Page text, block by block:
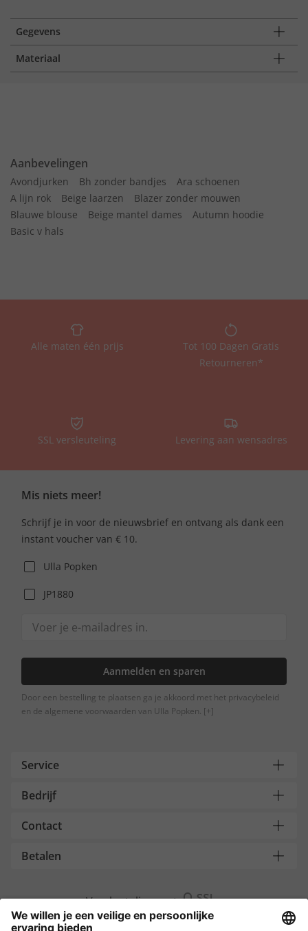
Gegevens
Materiaal
Aanbevelingen
Avondjurken Bh zonder bandjes
Ara schoenen
A lijn rok
Beige laarzen
Blazer zonder mouwen
Blauwe blouse
Beige mantel dames
Autumn hoodie
Basic v hals
Alle maten één prijs
Tot 100 Dagen Gratis
Retourneren*
SSL versleuteling Levering aan wensadres
Mis niets meer!
Schrijf je in voor de nieuwsbrief en ontvang als dank een
instant voucher van € 10.
Ulla Popken
JP1880
Aanmelden en sparen
Door een bestelling te plaatsen ga je akkoord met het privacybeleid
en de algemene voorwaarden van Ulla Popken. [+]
Service
Bedrijf
Contact
Betalen
Versleuteling met